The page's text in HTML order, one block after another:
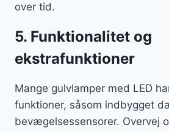
over tid.
5. Funktionalitet og
ekstrafunktioner
Mange gulvlamper med LED
funktioner, såsom indbygget
bevægelsessensorer. Overvej